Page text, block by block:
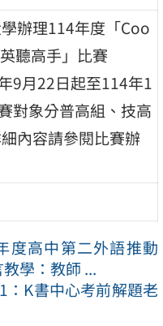
辦理114年度「Coo
聽高手」比賽
9月22日起至114年1
對象分普高組、技高
內容請參閱比賽辦
度高中第二外語推動
學：教師 ...
：K書中心考前解題老